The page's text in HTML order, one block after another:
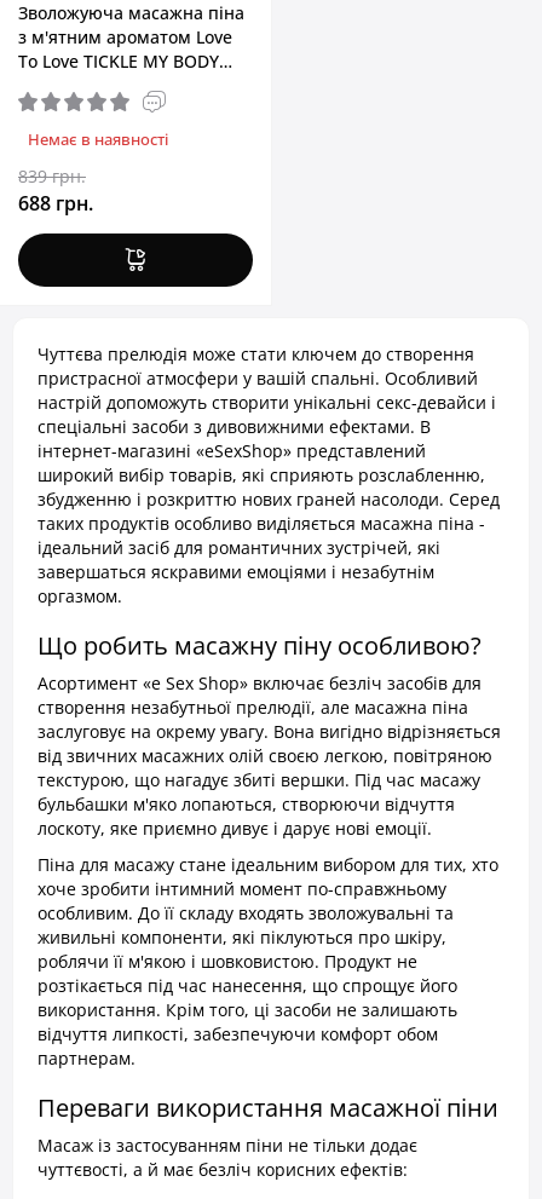
Зволожуюча масажна піна
з м'ятним ароматом Love
To Love TICKLE MY BODY
Fresh Mint, 150 ml
Немає в наявності
839 грн.
688 грн.
Чуттєва прелюдія може стати ключем до створення
пристрасної атмосфери у вашій спальні. Особливий
настрій допоможуть створити унікальні секс-девайси і
спеціальні засоби з дивовижними ефектами. В
інтернет-магазині «eSexShop» представлений
широкий вибір товарів, які сприяють розслабленню,
збудженню і розкриттю нових граней насолоди. Серед
таких продуктів особливо виділяється масажна піна -
ідеальний засіб для романтичних зустрічей, які
завершаться яскравими емоціями і незабутнім
оргазмом.
Що робить масажну піну особливою?
Асортимент «e Sex Shop» включає безліч засобів для
створення незабутньої прелюдії, але масажна піна
заслуговує на окрему увагу. Вона вигідно відрізняється
від звичних масажних олій своєю легкою, повітряною
текстурою, що нагадує збиті вершки. Під час масажу
бульбашки м'яко лопаються, створюючи відчуття
лоскоту, яке приємно дивує і дарує нові емоції.
Піна для масажу стане ідеальним вибором для тих, хто
хоче зробити інтимний момент по-справжньому
особливим. До її складу входять зволожувальні та
живильні компоненти, які піклуються про шкіру,
роблячи її м'якою і шовковистою. Продукт не
розтікається під час нанесення, що спрощує його
використання. Крім того, ці засоби не залишають
відчуття липкості, забезпечуючи комфорт обом
партнерам.
Переваги використання масажної піни
Масаж із застосуванням піни не тільки додає
чуттєвості, а й має безліч корисних ефектів: